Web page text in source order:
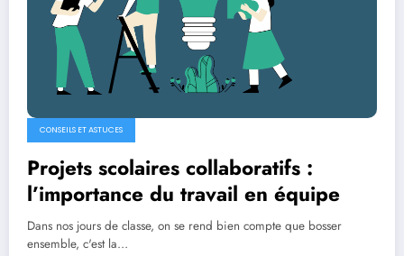
CONSEILS ET ASTUCES
Projets scolaires collaboratifs :
l’importance du travail en équipe
Dans nos jours de classe, on se rend bien compte que bosser
ensemble, c'est la…